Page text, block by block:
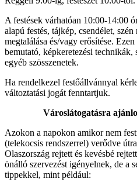
A festések várhatóan 10:00-14:00
alapú festés, tájkép, csendélet,
megtalálása és/vagy erősítése.
bemutató, képkeretezési technikák,
egyéb szösszenetek.
Ha rendelkezel festőállvánnyal
változtatási jogát fenntartjuk.
Városlátogatásra
Azokon a napokon amikor nem
(telekocsis rendszerrel) verődve
Olaszország rejtett és kevésbé
önálló szervezést igényelnek, de a
tippekkel, mint például: